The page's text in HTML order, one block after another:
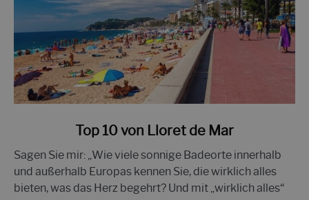
den
Top
10
Top 10 von Lloret de Mar
Sagen Sie mir: „Wie viele sonnige Badeorte innerhalb
und außerhalb Europas kennen Sie, die wirklich alles
bieten, was das Herz begehrt? Und mit „wirklich alles“